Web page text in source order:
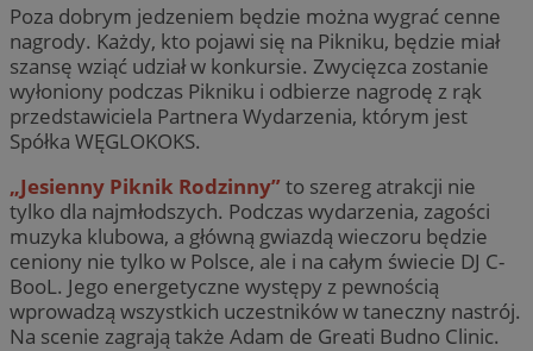
Poza dobrym jedzeniem będzie można wygrać cenne
nagrody. Każdy, kto pojawi się na Pikniku, będzie miał
szansę wziąć udział w konkursie. Zwycięzca zostanie
wyłoniony podczas Pikniku i odbierze nagrodę z rąk
przedstawiciela Partnera Wydarzenia, którym jest
Spółka WĘGLOKOKS.
„Jesienny Piknik Rodzinny”to szereg atrakcji nie
tylko dla najmłodszych. Podczas wydarzenia, zagości
muzyka klubowa, a główną gwiazdą wieczoru będzie
ceniony nie tylko w Polsce, ale i na całym świecie DJ C-
BooL. Jego energetyczne występy z pewnością
wprowadzą wszystkich uczestników w taneczny nastrój.
Na scenie zagrają także Adam de Greati Budno Clinic.